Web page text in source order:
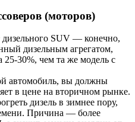
(моторов)
SUV — конечно,
дизельным агрегатом,
25-30%, чем та же модель с
автомобиль, вы должны
в цене на вторичном рынке.
дизель в зимнее пору,
Причина — более